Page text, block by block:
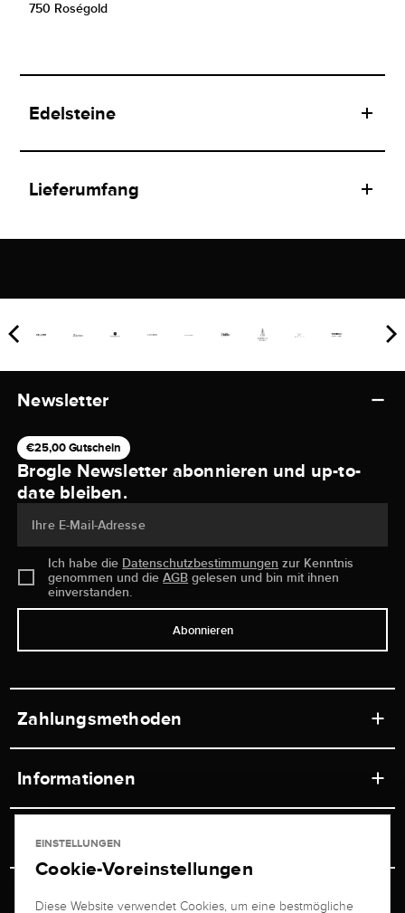
750 Roségold
Edelsteine
Lieferumfang
Newsletter
€25,00 Gutschein
Brogle Newsletter abonnieren und up-to-
date bleiben.
Ihre E-Mail-Adresse
Ich habe die Datenschutzbestimmungen zur Kenntnis
genommen und dieAGB gelesen und bin mit ihnen
einverstanden.
Abonnieren
Zahlungsmethoden
Informationen
Ladengeschäft
Versand & Zahlung
Service
Juwelier Brogle
EINSTELLUNGEN
Cookie-Voreinstellungen
Diese Website verwendet Cookies, um eine bestmögliche